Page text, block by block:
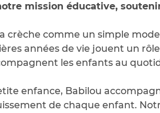
mission éducative,
crèche comme un simple
années de vie jouent un
les enfants au
enfance, Babilou
de chaque enfant.